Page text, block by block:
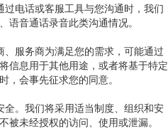
过电话或客服工具与您沟通时，我们
语音通话录音此类沟通情况。
、服务商为满足您的需求，可能通过
信息用于其他用途，或者将基于特定
，会事先征求您的同意。
。我们将采用适当制度、组织和安
被未经授权的访问、使用或泄漏。